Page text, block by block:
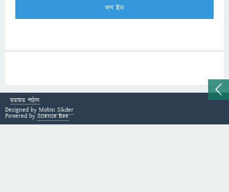
মতামত পাঠান
Designed by Mobin Sikder
Powered by Science Bee